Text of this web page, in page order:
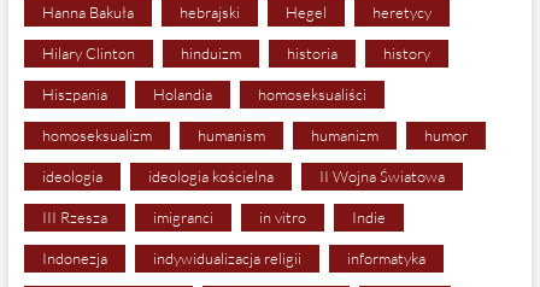
Hanna Bakuła hebrajski Hegel heretycy
Hilary Clinton hinduizm historia history
Hiszpania Holandia homoseksualiści
homoseksualizm humanism humanizm humor
ideologia ideologia kościelna II Wojna Światowa
III Rzesza imigranci in vitro Indie
Indonezja indywidualizacja religii informatyka